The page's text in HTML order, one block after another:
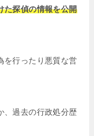
た探偵の情報を公開
を行ったり悪質な営
、過去の行政処分歴